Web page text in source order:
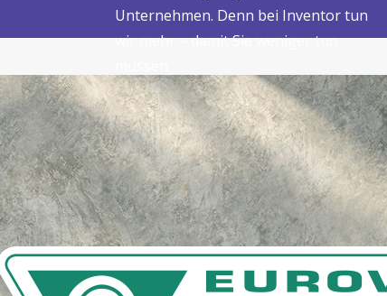
Unternehmen. Denn bei Inventor tun
wir mehr – damit Sie weniger tun
Ein Teil dieser Darstellung wurde mit KI erstellt.